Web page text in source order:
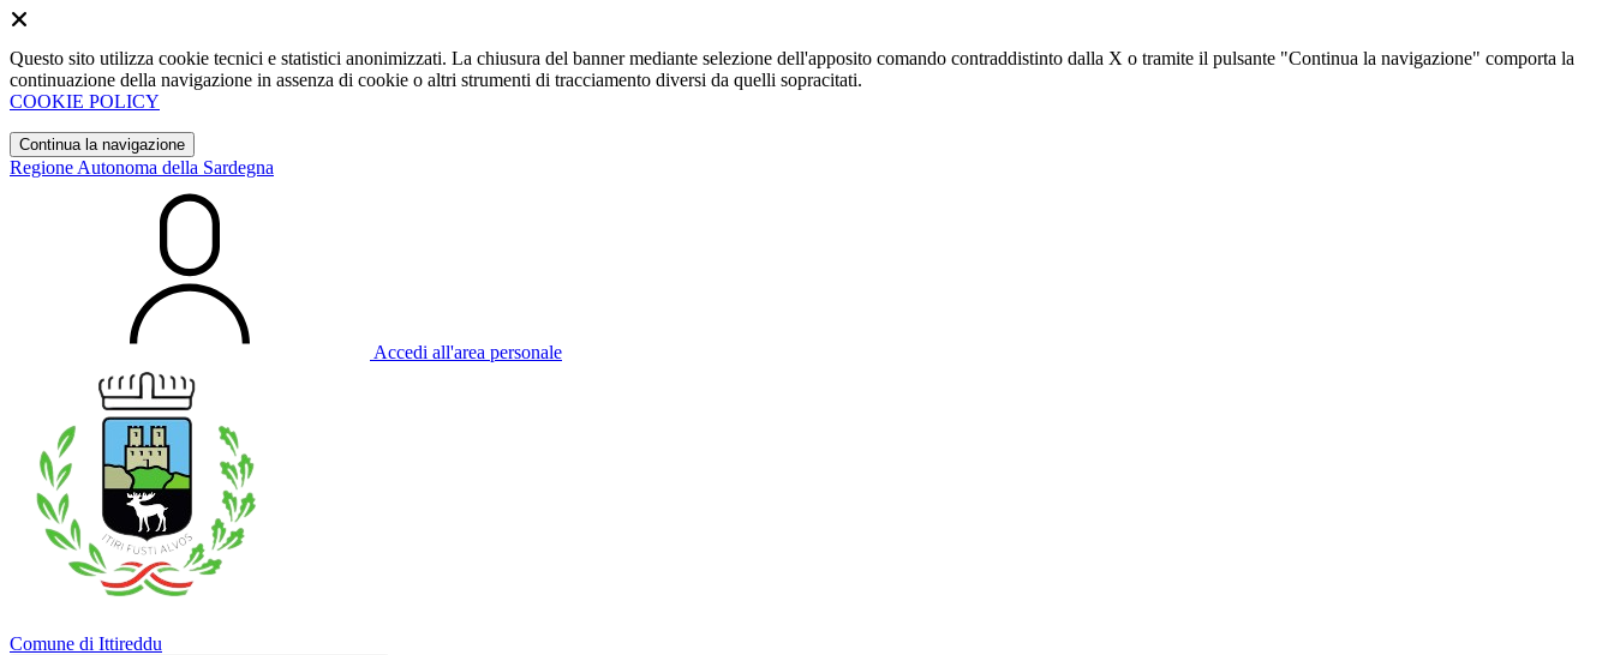
Questo sito utilizza cookie tecnici e statistici anonimizzati. La chiusura del banner mediante selezione dell'apposito comando contraddistinto dalla X o tramite il pulsante "Continua la navigazione" comporta la
continuazione della navigazione in assenza di cookie o altri strumenti di tracciamento diversi da quelli sopracitati.
COOKIE POLICY
Continua la navigazione
Regione Autonoma della Sardegna
Accedi all'area personale
Comune di Ittireddu